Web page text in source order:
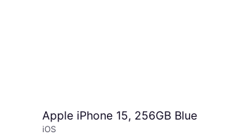
Apple iPhone 15, 256GB Blue
iOS